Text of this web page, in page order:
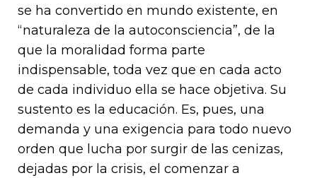
se ha convertido en mundo existente, en
“naturaleza de la autoconsciencia”, de la
que la moralidad forma parte
indispensable, toda vez que en cada acto
de cada individuo ella se hace objetiva. Su
sustento es la educación. Es, pues, una
demanda y una exigencia para todo nuevo
orden que lucha por surgir de las cenizas,
dejadas por la crisis, el comenzar a